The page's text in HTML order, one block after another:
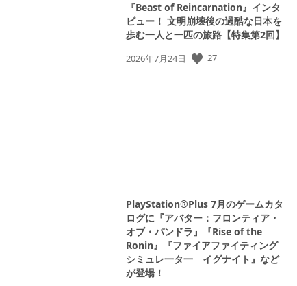
『Beast of Reincarnation』インタ
ビュー！ 文明崩壊後の過酷な日本を
歩む一人と一匹の旅路【特集第2回】
公
2026年7月24日 27
PlayStation®Plus 7月のゲームカタ
ログに『アバター：フロンティア・
オブ・パンドラ』『Rise of the
Ronin』『ファイアファイティング
シミュレ一タ一 イグナイト』など
が登場！